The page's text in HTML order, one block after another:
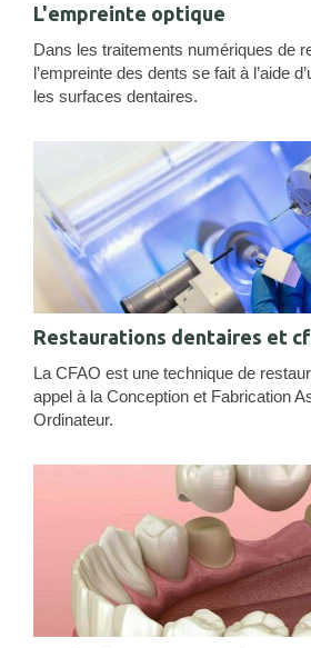
L'empreinte optique
Dans les traitements numériques de
l’empreinte des dents se fait à l’aide
les surfaces dentaires.
Restaurations dentaires et
La CFAO est une technique de
appel à la Conception et Fabrication
Ordinateur.